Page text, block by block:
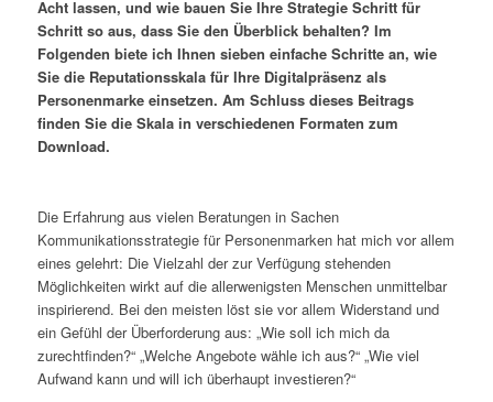
Acht lassen, und wie bauen Sie Ihre Strategie Schritt für
Schritt so aus, dass Sie den Überblick behalten? Im
Folgenden biete ich Ihnen sieben einfache Schritte an, wie
Sie die Reputationsskala für Ihre Digitalpräsenz als
Personenmarke einsetzen. Am Schluss dieses Beitrags
finden Sie die Skala in verschiedenen Formaten zum
Download.
Die Erfahrung aus vielen Beratungen in Sachen
Kommunikationsstrategie für Personenmarken hat mich vor allem
eines gelehrt: Die Vielzahl der zur Verfügung stehenden
Möglichkeiten wirkt auf die allerwenigsten Menschen unmittelbar
inspirierend. Bei den meisten löst sie vor allem Widerstand und
ein Gefühl der Überforderung aus: „Wie soll ich mich da
zurechtfinden?“ „Welche Angebote wähle ich aus?“ „Wie viel
Aufwand kann und will ich überhaupt investieren?“